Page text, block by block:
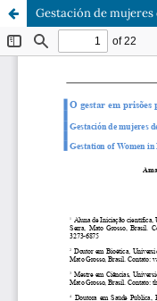
Gestación de